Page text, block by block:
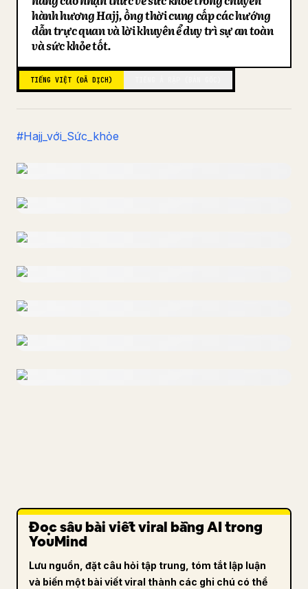
Blog
Cập nhật
hành hương Hajj, đồng thời cung cấp các hướng
dẫn trực quan và lời khuyên để duy trì sự an toàn
và sức khỏe tốt.
TIẾNG VIỆT (ĐÃ DỊCH)
#Hajj_với_Sức_khỏe
Đọc sâu bài viết viral bằng AI trong
YouMind
Lưu nguồn, đặt câu hỏi tập trung, tóm tắt lập luận
và biến một bài viết viral thành các ghi chú có thể